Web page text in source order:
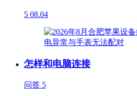
5 08.04
怎样和电脑连接
问答 5